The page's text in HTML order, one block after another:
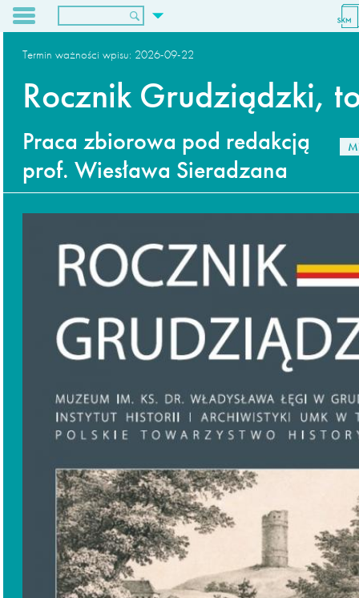
O nas
Archiwum
Termin ważności wpisu: 2026-09-22
Rocznik Grudziądzki,
Praca zbiorowa pod redakcją
prof. Wiesława Sieradzana